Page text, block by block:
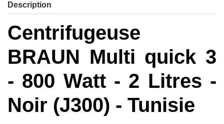
Description
Centrifugeuse
BRAUN Multi quick 3
- 800 Watt - 2 Litres -
Noir (J300) - Tunisie